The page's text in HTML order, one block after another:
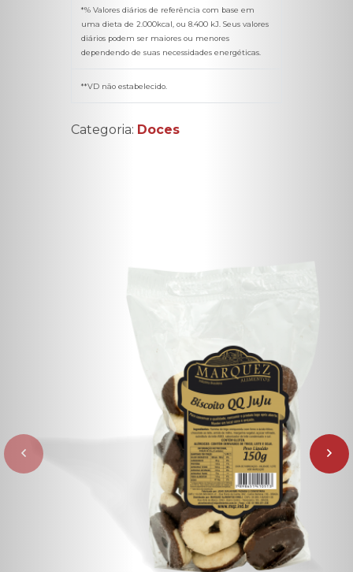
*% Valores diários de referência com base em
uma dieta de 2.000kcal, ou 8.400 kJ. Seus valores
diários podem ser maiores ou menores
dependendo de suas necessidades energéticas.
**VD não estabelecido.
Categoria: Doces